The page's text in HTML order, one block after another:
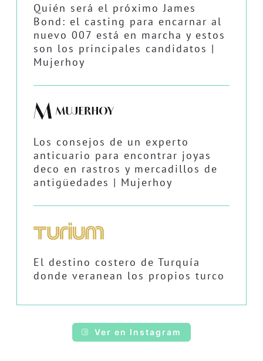
Quién será el próximo James
Bond: el casting para encarnar al
nuevo 007 está en marcha y estos
son los principales candidatos |
Mujerhoy
Los consejos de un experto
anticuario para encontrar joyas
deco en rastros y mercadillos de
antigüedades | Mujerhoy
El destino costero de Turquía
donde veranean los propios turco
Ver en Instagram